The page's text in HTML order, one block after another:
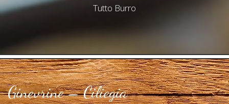
Tutto Burro
Ginevrine – Ciliegia